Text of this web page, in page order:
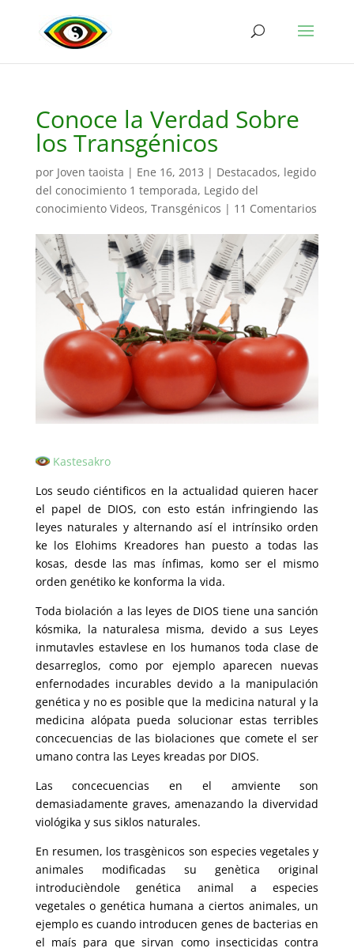
Conoce la Verdad Sobre
los Transgénicos
por Joven taoista | Ene 16, 2013 | Destacados, legido
del conocimiento 1 temporada, Legido del
conocimiento Videos, Transgénicos | 11 Comentarios
Kastesakro
Los seudo ciéntificos en la actualidad quieren hacer
el papel de DIOS, con esto están infringiendo las
leyes naturales y alternando así el intrínsiko orden
ke los Elohims Kreadores han puesto a todas las
kosas, desde las mas ínfimas, komo ser el mismo
orden genétiko ke konforma la vida.
Toda biolación a las leyes de DIOS tiene una sanción
kósmika, la naturalesa misma, devido a sus Leyes
inmutavles estavlese en los humanos toda clase de
desarreglos, como por ejemplo aparecen nuevas
enfernodades incurables devido a la manipulación
genética y no es posible que la medicina natural y la
medicina alópata pueda solucionar estas terribles
concecuencias de las biolaciones que comete el ser
umano contra las Leyes kreadas por DIOS.
Las concecuencias en el amviente son
demasiadamente graves, amenazando la divervidad
viológika y sus siklos naturales.
En resumen, los trasgènicos son especies vegetales y
animales modificadas su genètica original
introducièndole genética animal a especies
vegetales o genética humana a ciertos animales, un
ejemplo es cuando introducen genes de bacterias en
el maís para que sirvan como insecticidas contra